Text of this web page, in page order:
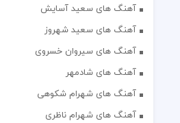
آهنگ های سعید آسایش
آهنگ های سعید شهروز
آهنگ های سیروان خسروی
آهنگ های شادمهر
آهنگ های شهرام شکوهی
آهنگ های شهرام ناظری